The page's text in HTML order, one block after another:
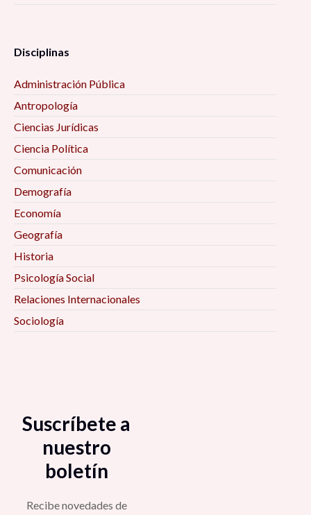
Disciplinas
Administración Pública
Antropología
Ciencias Jurídicas
Ciencia Política
Comunicación
Demografía
Economía
Geografía
Historia
Psicología Social
Relaciones Internacionales
Sociología
Suscríbete a
nuestro
boletín
Recibe novedades de